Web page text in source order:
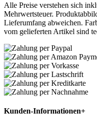
Alle Preise verstehen sich
Mehrwertsteuer.
Lieferumfang abweichen.
vom gelieferten Artikel sind
Kunden-Informationen+